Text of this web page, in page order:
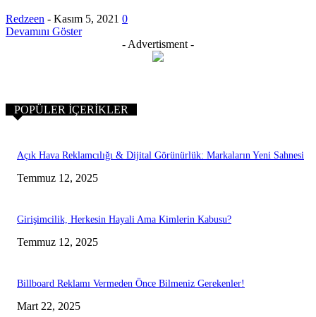
Redzeen - Kasım 5, 2021 0
Devamını Göster
- Advertisment -
POPÜLER İÇERIKLER
Açık Hava Reklamcılığı & Dijital Görünürlük: Markaların Yeni Sahnesi
Temmuz 12, 2025
Girişimcilik, Herkesin Hayali Ama Kimlerin Kabusu?
Temmuz 12, 2025
Billboard Reklamı Vermeden Önce Bilmeniz Gerekenler!
Mart 22, 2025